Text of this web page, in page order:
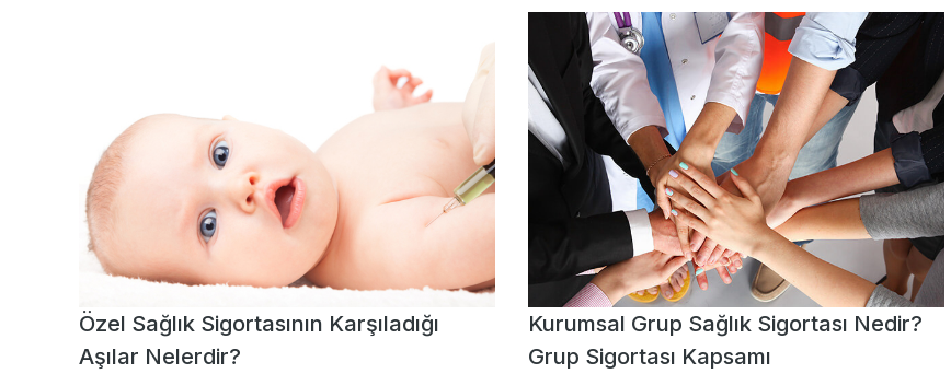
Özel Sağlık Sigortasının Karşıladığı
Aşılar Nelerdir?
Kurumsal Grup Sağlık Sigortası Nedir?
Grup Sigortası Kapsamı